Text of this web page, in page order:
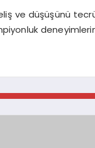
ve düşüşünü